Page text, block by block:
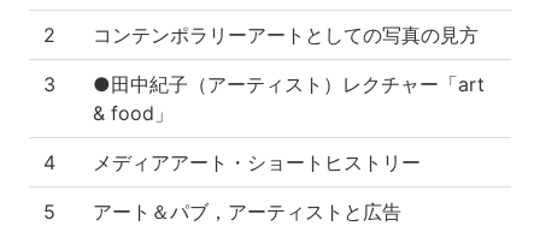
2 コンテンポラリーアートとしての写真の見方
3
●田中紀子（アーティスト）レクチャー「art
& food」
4 メディアアート・ショートヒストリー
5 アート＆パブ，アーティストと広告